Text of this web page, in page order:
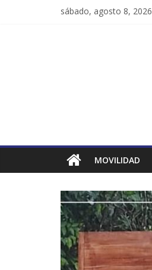
sábado, agosto 8, 2026
MOVILIDAD